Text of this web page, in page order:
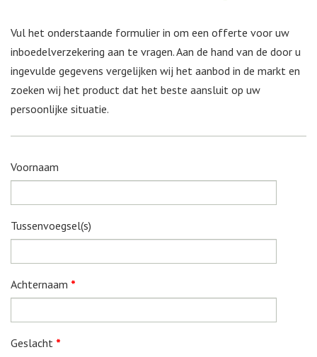
Vul het onderstaande formulier in om een offerte voor uw
inboedelverzekering aan te vragen. Aan de hand van de door u
ingevulde gegevens vergelijken wij het aanbod in de markt en
zoeken wij het product dat het beste aansluit op uw
persoonlijke situatie.
Voornaam
Tussenvoegsel(s)
Achternaam *
Geslacht *